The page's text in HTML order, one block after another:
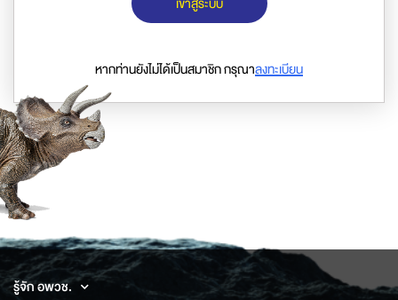
หากท่านยังไม่ได้เป็นสมาชิก กรุณาลงทะเบียน
รู้จัก อพวช.